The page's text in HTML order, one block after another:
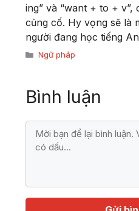
ing” và “want + to + v”,
củng cố. Hy vọng sẽ là
người đang học tiếng
Danh
Ngữ pháp
Bình luận
luận
Họ
Địa